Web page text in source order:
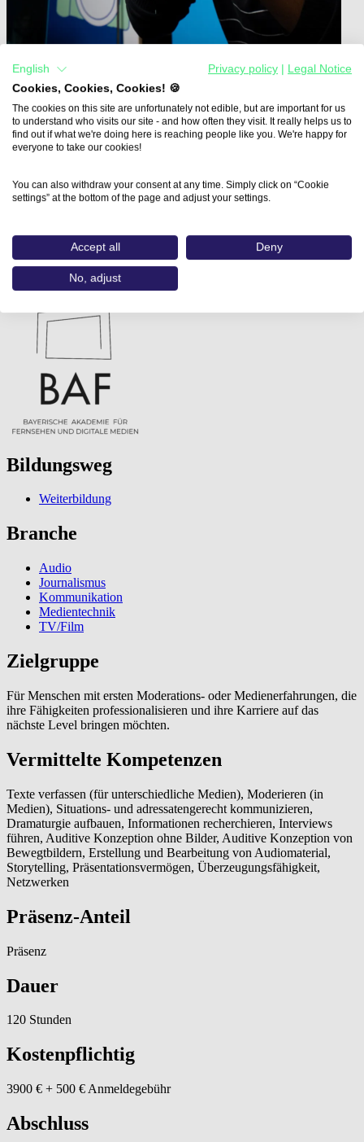
Home
Aus- und Weiterbildungen
Moderation berufsbegleitend (BAF Bayerische…
Moderation berufsbegleitend
BAF Bayerische Akademie für Fernsehen und
Digitale Medien (BAF)
Betastraße 10, Haus G, 85774 Unterföhring
Bildungsweg
Weiterbildung
Branche
Audio
Journalismus
Kommunikation
Medientechnik
TV/Film
Zielgruppe
Für Menschen mit ersten Moderations- oder Medienerfahrungen, die
ihre Fähigkeiten professionalisieren und ihre Karriere auf das
nächste Level bringen möchten.
Vermittelte Kompetenzen
Texte verfassen (für unterschiedliche Medien), Moderieren (in
Medien), Situations- und adressatengerecht kommunizieren,
Dramaturgie aufbauen, Informationen recherchieren, Interviews
führen, Auditive Konzeption ohne Bilder, Auditive Konzeption von
Bewegtbildern, Erstellung und Bearbeitung von Audiomaterial,
Storytelling, Präsentationsvermögen, Überzeugungsfähigkeit,
Netzwerken
Präsenz-Anteil
Präsenz
Dauer
120 Stunden
Kostenpflichtig
3900 € + 500 € Anmeldegebühr
Abschluss
English Privacy policy
Legal Notice
Cookies, Cookies, Cookies! 🍪
The cookies on this site are unfortunately not edible, but are important for us
to understand who visits our site - and how often they visit. It really helps us to
find out if what we're doing here is reaching people like you. We're happy for
everyone to take our cookies!
You can also withdraw your consent at any time. Simply click on “Cookie
settings” at the bottom of the page and adjust your settings.
Accept all Deny
No, adjust